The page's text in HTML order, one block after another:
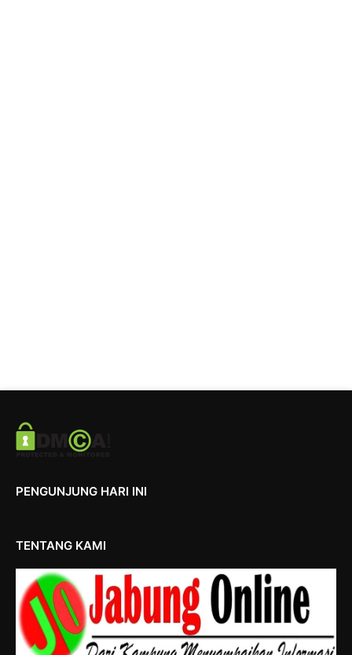
PENGUNJUNG HARI INI
TENTANG KAMI